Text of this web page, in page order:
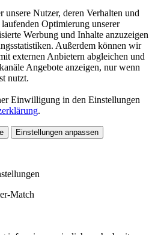
unsere Nutzer, deren Verhalten und
Optimierung unserer
Werbung und Inhalte anzuzeigen
Außerdem können wir
externen Anbietern abgleichen und
Angebote anzeigen, nur wenn
nutzt.
Einwilligung in den Einstellungen
.
Einstellungen anpassen
Match